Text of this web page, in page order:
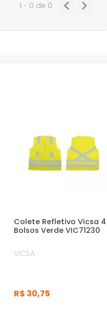
1 - 0 de 0
Colete Refletivo Vicsa 4
Bolsos Verde VIC71230
VICSA
R$ 30,75